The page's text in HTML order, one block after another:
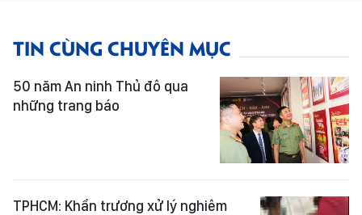
TIN CÙNG CHUYÊN MỤC
50 năm An ninh Thủ đô qua
những trang báo
TPHCM: Khẩn trương xử lý nghiêm